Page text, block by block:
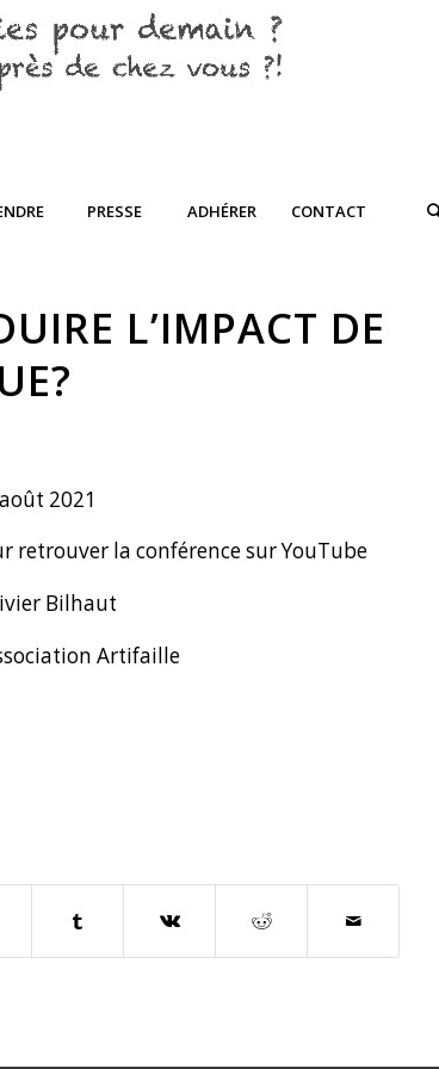
PRESSE ADHÉRER CONTACT
L’IMPACT DE
2021
retrouver la conférence sur YouTube
Bilhaut
Artifaille